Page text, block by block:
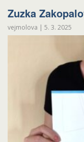
Zuzka
vejmolova | 5. 3. 2025